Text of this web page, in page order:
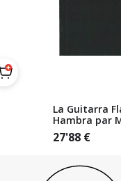
La Guitarra
Hambra par
27'88 €